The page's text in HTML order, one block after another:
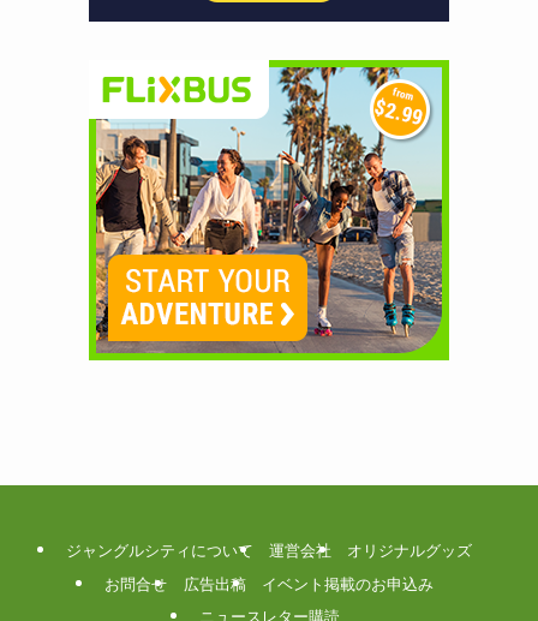
ジャングルシティについて 運営会社
オリジナルグッズ
お問合せ
広告出稿
イベント掲載のお申込み
ニュースレター購読